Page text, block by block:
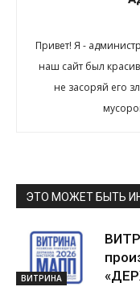
Привет! Я -
наш сайт был
не засоряй его
ЭТО МОЖЕТ БЫТЬ
ВИТРИНА